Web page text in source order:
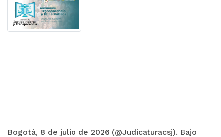
Bogotá, 8 de julio de 2026 (@Judicaturacsj). Bajo